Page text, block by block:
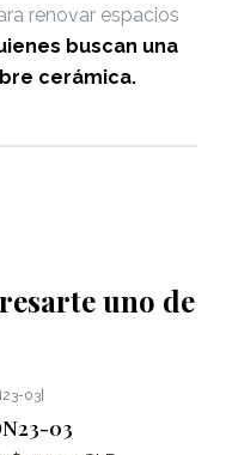
renovar espacios
buscan una
cerámica.
uno de
03
03